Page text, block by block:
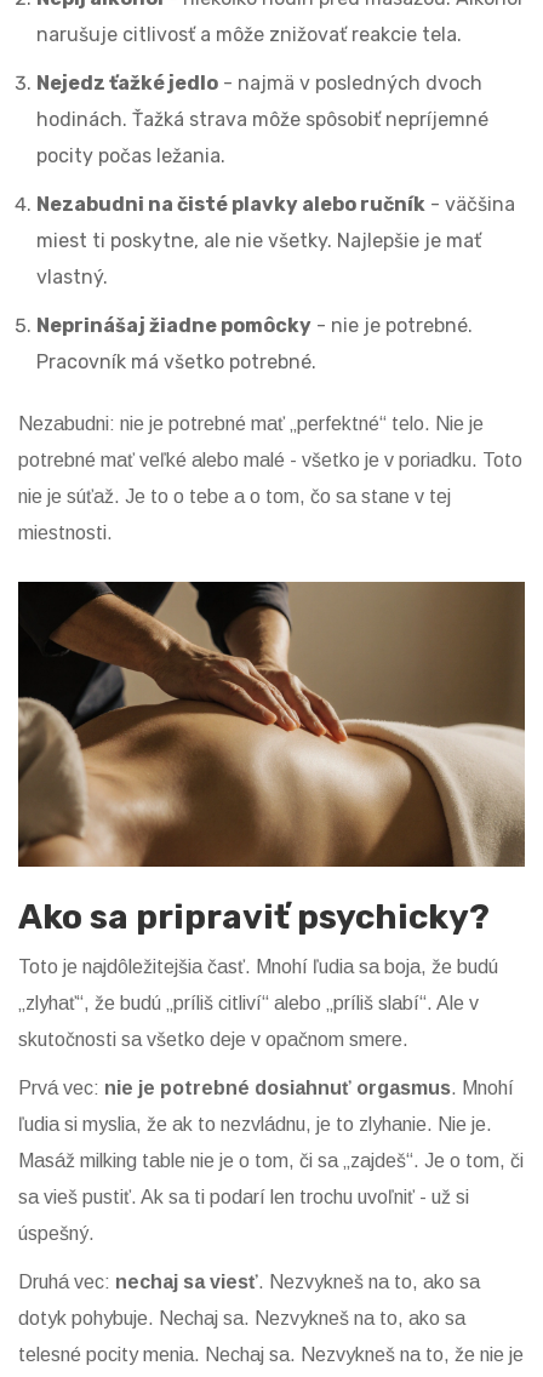
narušuje citlivosť a môže znižovať reakcie tela.
Nejedz ťažké jedlo - najmä v posledných dvoch
hodinách. Ťažká strava môže spôsobiť nepríjemné
pocity počas ležania.
Nezabudni na čisté plavky alebo ručník - väčšina
miest ti poskytne, ale nie všetky. Najlepšie je mať
vlastný.
Neprinášaj žiadne pomôcky - nie je potrebné.
Pracovník má všetko potrebné.
Nezabudni: nie je potrebné mať „perfektné“ telo. Nie je
potrebné mať veľké alebo malé - všetko je v poriadku. Toto
nie je súťaž. Je to o tebe a o tom, čo sa stane v tej
miestnosti.
Ako sa pripraviť psychicky?
Toto je najdôležitejšia časť. Mnohí ľudia sa boja, že budú
„zlyhať“, že budú „príliš citliví“ alebo „príliš slabí“. Ale v
skutočnosti sa všetko deje v opačnom smere.
Prvá vec: nie je potrebné dosiahnuť orgasmus. Mnohí
ľudia si myslia, že ak to nezvládnu, je to zlyhanie. Nie je.
Masáž milking table nie je o tom, či sa „zajdeš“. Je o tom, či
sa vieš pustiť. Ak sa ti podarí len trochu uvoľniť - už si
úspešný.
Druhá vec: nechaj sa viesť. Nezvykneš na to, ako sa
dotyk pohybuje. Nechaj sa. Nezvykneš na to, ako sa
telesné pocity menia. Nechaj sa. Nezvykneš na to, že nie je